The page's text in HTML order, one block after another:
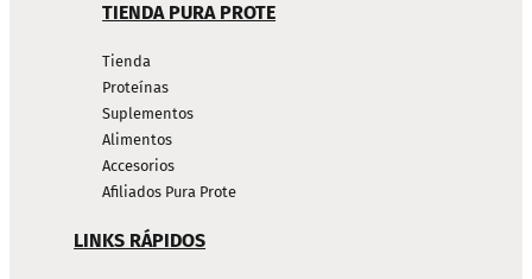
TIENDA PURA PROTE
Tienda
Proteínas
Suplementos
Alimentos
Accesorios
Afiliados Pura Prote
LINKS RÁPIDOS